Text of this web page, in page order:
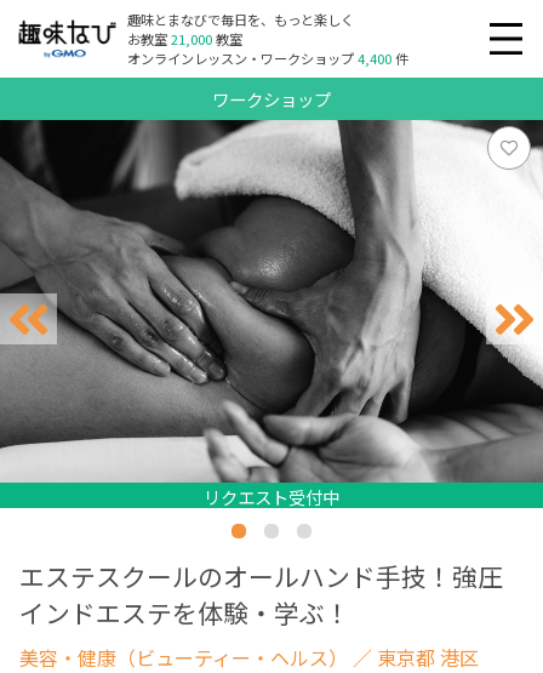
趣味とまなびで毎日を、もっと楽しく
お教室21,000教室
オンラインレッスン・ワークショップ4,400件
ワークショップ
リクエスト受付中
リクエスト受付中
リクエスト受付中
リクエスト受付中
エステスクールのオールハンド手技！強圧
インドエステを体験・学ぶ！
美容・健康（ビューティー・ヘルス） ／ 東京都 港区